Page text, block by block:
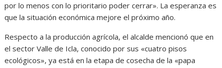
por lo menos con lo prioritario poder cerrar». La esperanza es
que la situación económica mejore el próximo año.
Respecto a la producción agrícola, el alcalde mencionó que en
el sector Valle de Icla, conocido por sus «cuatro pisos
ecológicos», ya está en la etapa de cosecha de la «papa